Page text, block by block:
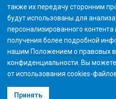
Условия использования
также их передачу сторонним
будут использованы для
персонализированного
получения более подробной
нашим Положением о правовых
конфиденциальности . Вы
от использования cookies-
Принять